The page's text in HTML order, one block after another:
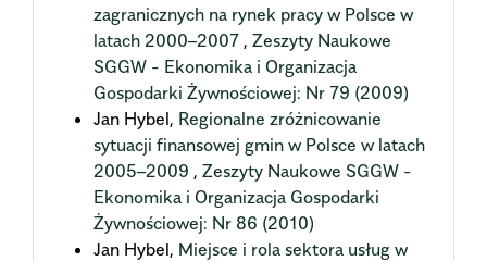
zagranicznych na rynek pracy w Polsce w
latach 2000–2007 , Zeszyty Naukowe
SGGW - Ekonomika i Organizacja
Gospodarki Żywnościowej: Nr 79 (2009)
Jan Hybel, Regionalne zróżnicowanie
sytuacji finansowej gmin w Polsce w latach
2005–2009 , Zeszyty Naukowe SGGW -
Ekonomika i Organizacja Gospodarki
Żywnościowej: Nr 86 (2010)
Jan Hybel, Miejsce i rola sektora usług w